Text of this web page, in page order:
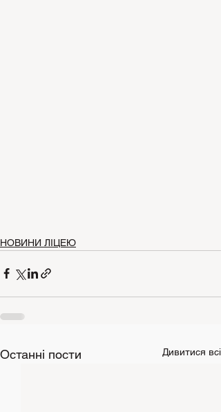
НОВИНИ ЛІЦЕЮ
Останні пости Дивитися всі